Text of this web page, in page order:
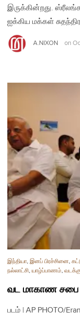
இருக்கின்றது.
ஐக்கிய மக்கள்
A.NIXON on
இந்தியா, இனப் பிரச்சினை,
நல்லாட்சி, யாழ்ப்பாணம்,
வட மாகாண சபை
படம் | AP PHOTO/